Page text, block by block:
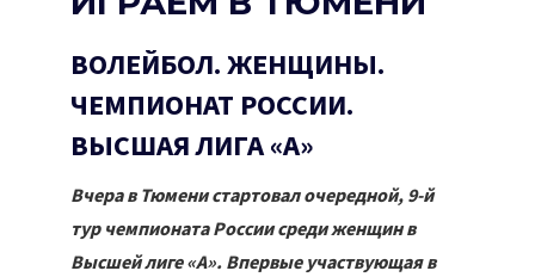
ВОЛЕЙБОЛ. ЖЕНЩИНЫ.
ЧЕМПИОНАТ РОССИИ.
ВЫСШАЯ ЛИГА «А»
Вчера в Тюмени стартовал очередной, 9-й
тур чемпионата России среди женщин в
Высшей лиге «А». Впервые участвующая в